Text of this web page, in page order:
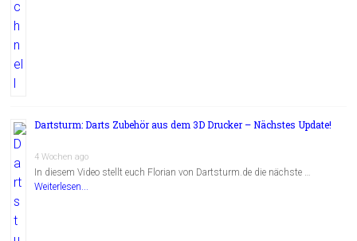
Dartsturm: Darts Zubehör aus dem 3D Drucker – Nächstes Update!
4 Wochen ago
In diesem Video stellt euch Florian von Dartsturm.de die nächste …
Weiterlesen...